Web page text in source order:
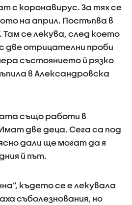
с коронавирус. За тях се
на април. Постъпва в
Там се лекува, след което
две отрицателни проби
състоянието й рязко
в Александровска
също работи в
две деца. Сега са под
дали ще могат да я
й път.
където се е лекувала
съболезнования, но